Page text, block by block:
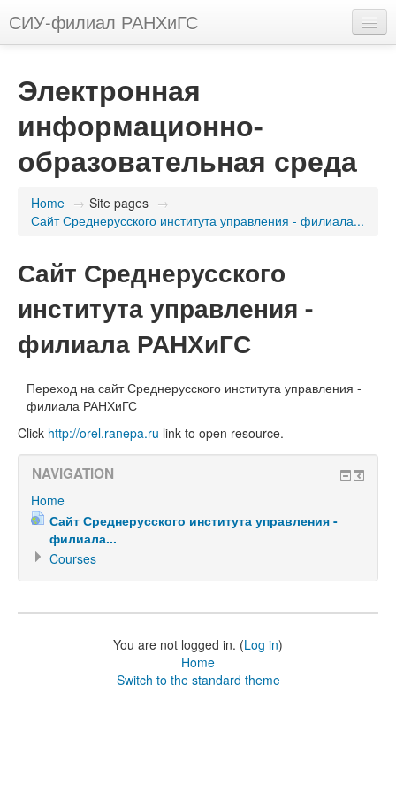
СИУ-филиал РАНХиГС
You are not logged in. (Log in)
Электронная
информационно-
образовательная среда
Home → Site pages →
Сайт Среднерусского института управления - филиала...
Сайт Среднерусского
института управления -
филиала РАНХиГС
Переход на сайт Среднерусского института управления -
филиала РАНХиГС
Click http://orel.ranepa.ru link to open resource.
NAVIGATION
Home
Сайт Среднерусского института управления -
филиала...
Courses
You are not logged in. (Log in)
Home
Switch to the standard theme